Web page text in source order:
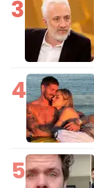
3
4
5